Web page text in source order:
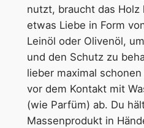
nutzt, braucht das Holz
etwas Liebe in Form
Leinöl oder Olivenöl,
und den Schutz zu
lieber maximal
vor dem Kontakt mit
(wie Parfüm) ab. Du
Massenprodukt in